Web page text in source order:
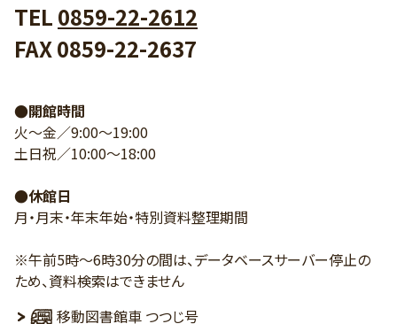
TEL 0859-22-2612
FAX 0859-22-2637
●開館時間
火～金／9:00～19:00
土日祝／10:00～18:00
●休館日
月・月末・年末年始・特別資料整理期間
※午前5時～6時30分の間は、データベースサーバー停止の
ため、資料検索はできません
移動図書館車 つつじ号